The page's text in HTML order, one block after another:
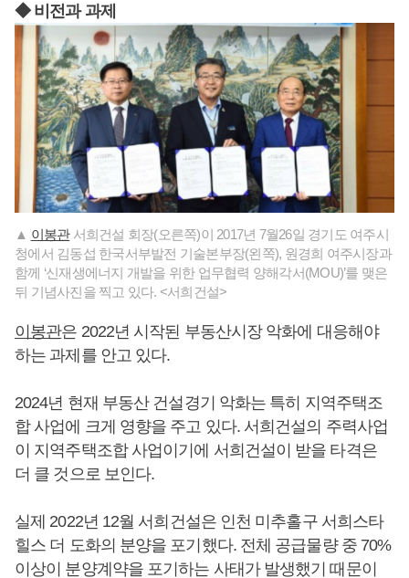
◆ 비전과 과제
▲ 이봉관서희건설 회장(오른쪽)이 2017년 7월26일 경기도 여주시
청에서 김동섭 한국서부발전 기술본부장(왼쪽), 원경희 여주시장과
함께 ‘신재생에너지 개발을 위한 업무협력 양해각서(MOU)’를 맺은
뒤 기념사진을 찍고 있다. <서희건설>
이봉관은 2022년 시작된 부동산시장 악화에 대응해야
하는 과제를 안고 있다.
2024년 현재 부동산 건설경기 악화는 특히 지역주택조
합 사업에 크게 영향을 주고 있다. 서희건설의 주력사업
이 지역주택조합 사업이기에 서희건설이 받을 타격은
더 클 것으로 보인다.
실제 2022년 12월 서희건설은 인천 미추홀구 서희스타
힐스 더 도화의 분양을 포기했다. 전체 공급물량 중 70%
이상이 분양계약을 포기하는 사태가 발생했기 때문이